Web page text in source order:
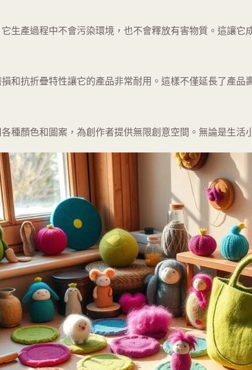
生產過程中不會污染環境，也不會釋放有害物質。這讓它
和抗折疊特性讓它的產品非常耐用。這樣不僅延長了產品
種顏色和圖案，為創作者提供無限創意空間。無論是生活